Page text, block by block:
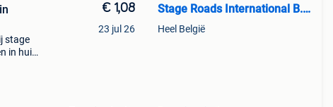
stage
in huis
€ 1,08
23 jul 26
Stage Roads International B.V.
Heel België